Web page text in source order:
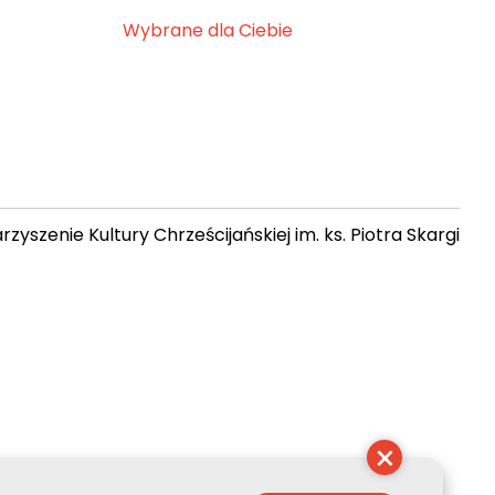
Wybrane dla Ciebie
Kultury Chrześcijańskiej im. ks. Piotra Skargi
×